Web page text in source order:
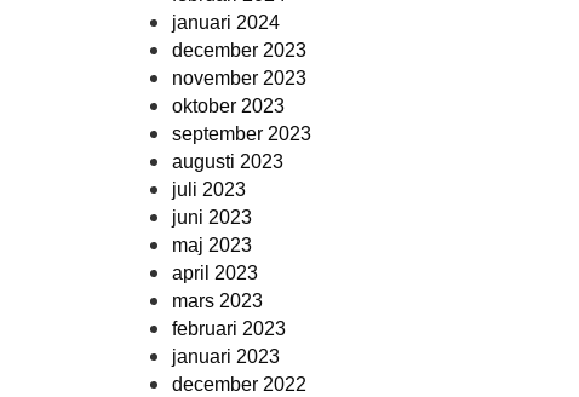
januari 2024
december 2023
november 2023
oktober 2023
september 2023
augusti 2023
juli 2023
juni 2023
maj 2023
april 2023
mars 2023
februari 2023
januari 2023
december 2022